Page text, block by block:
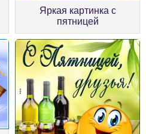
Яркая картинка с
пятницей